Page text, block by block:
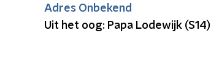
Adres Onbekend
Uit het oog: Papa Lodewijk (S14)